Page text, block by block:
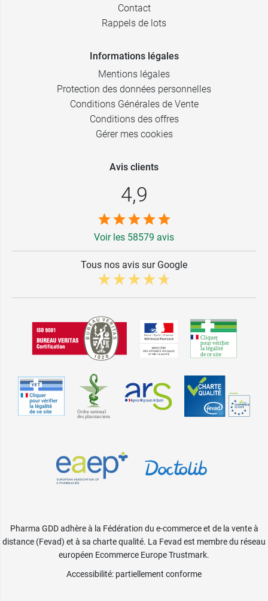
Contact
Rappels de lots
Informations légales
Mentions légales
Protection des données personnelles
Conditions Générales de Vente
Conditions des offres
Gérer mes cookies
Avis clients
4,9
Voir les 58579 avis
Tous nos avis sur Google
Pharma GDD adhère à la Fédération du e-commerce et de la vente à
distance (Fevad) et à sa charte qualité. La Fevad est membre du réseau
européen Ecommerce Europe Trustmark.
Accessibilité: partiellement conforme